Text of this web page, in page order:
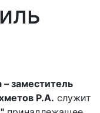
– заместитель
Р.А. служит